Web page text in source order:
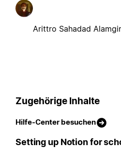
Arittro Sahadad Alamgir
Zugehörige Inhalte
Hilfe-Center besuchen
Setting up Notion for